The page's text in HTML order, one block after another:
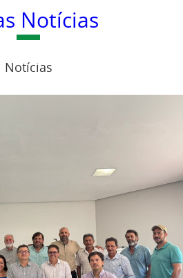
Notícias
Notícias